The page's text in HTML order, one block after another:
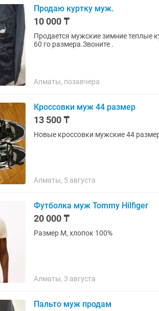
Продаю куртку муж.
10 000 ₸
Продается мужские зимние теплые
60 го размера.Звоните .
Алматы, позавчера
Кроссовки муж 44 размер
13 500 ₸
Новые кроссовки мужские 44
Алматы, 5 августа
Футболка муж Tommy Hilfiger
20 000 ₸
Размер М, хлопок 100%
Алматы, 3 августа
Пальто муж продам